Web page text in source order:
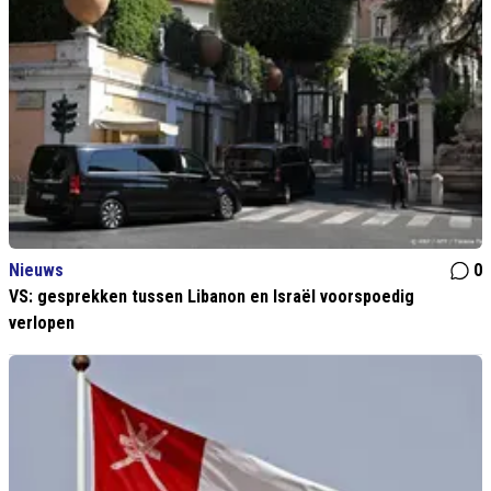
Nieuws
0
VS: gesprekken tussen Libanon en Israël voorspoedig
verlopen